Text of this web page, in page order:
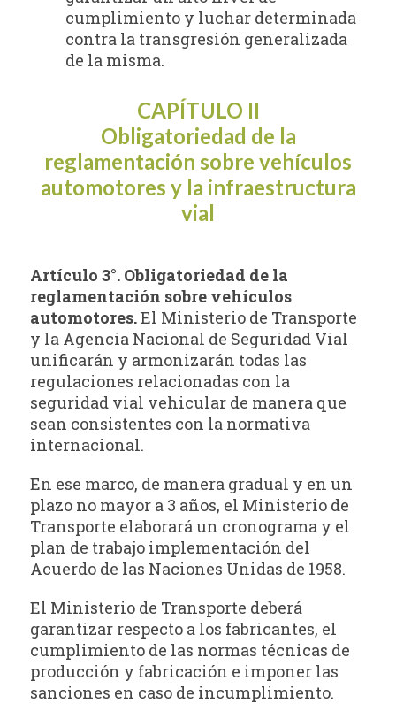
cumplimiento y luchar determinada
contra la transgresión generalizada
de la misma.
CAPÍTULO II
Obligatoriedad de la
reglamentación sobre vehículos
automotores y la infraestructura
vial
Artículo 3°. Obligatoriedad de la
reglamentación sobre vehículos
automotores.El Ministerio de Transporte
y la Agencia Nacional de Seguridad Vial
unificarán y armonizarán todas las
regulaciones relacionadas con la
seguridad vial vehicular de manera que
sean consistentes con la normativa
internacional.
En ese marco, de manera gradual y en un
plazo no mayor a 3 años, el Ministerio de
Transporte elaborará un cronograma y el
plan de trabajo implementación del
Acuerdo de las Naciones Unidas de 1958.
El Ministerio de Transporte deberá
garantizar respecto a los fabricantes, el
cumplimiento de las normas técnicas de
producción y fabricación e imponer las
sanciones en caso de incumplimiento.